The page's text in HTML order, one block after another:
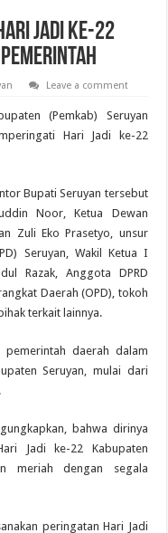
Jadi ke-22
Leave a comment
(Pemkab) Seruyan
Hari Jadi ke-22
Bupati Seruyan tersebut
Noor, Ketua Dewan
Zuli Eko Prasetyo, unsur
Seruyan, Wakil Ketua I
Razak, Anggota DPRD
Daerah (OPD), tokoh
terkait lainnya.
pemerintah daerah dalam
Seruyan, mulai dari
bahwa dirinya
Jadi ke-22 Kabupaten
meriah dengan segala
peringatan Hari Jadi